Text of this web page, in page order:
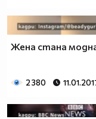
Жена стана
2 380